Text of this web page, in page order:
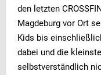
den letzten
Magdeburg vor Ort
Kids bis
dabei und die
selbstverständlich